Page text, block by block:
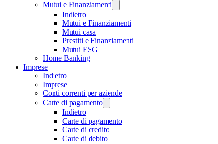
Mutui e Finanziamenti
Indietro
Mutui e Finanziamenti
Mutui casa
Prestiti e Finanziamenti
Mutui ESG
Home Banking
Imprese
Indietro
Imprese
Conti correnti per aziende
Carte di pagamento
Indietro
Carte di pagamento
Carte di credito
Carte di debito